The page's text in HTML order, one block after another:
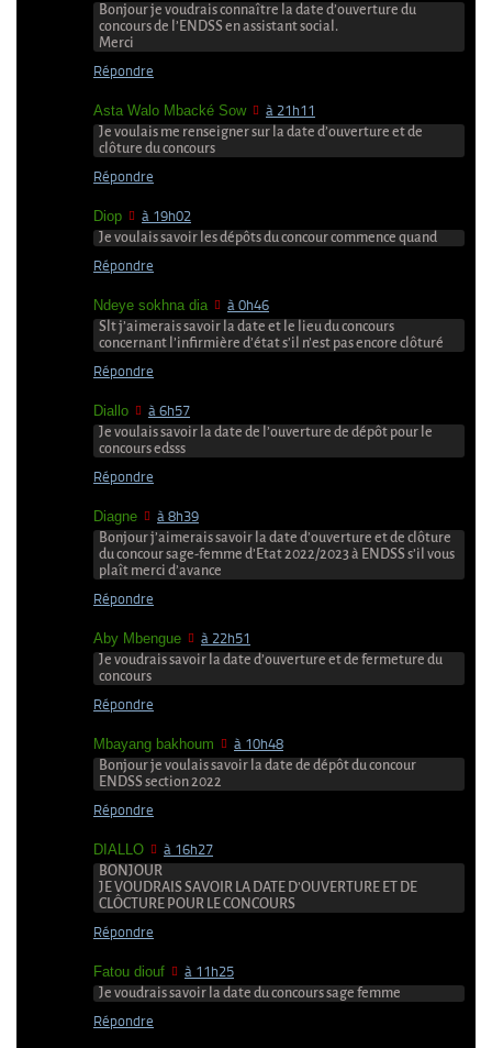
Bonjour je voudrais connaître la date d’ouverture du
concours de l’ENDSS en assistant social.
Merci
Répondre
Asta Walo Mbacké Sow à 21h11
Je voulais me renseigner sur la date d’ouverture et de
clôture du concours
Répondre
Diop à 19h02
Je voulais savoir les dépôts du concour commence quand
Répondre
Ndeye sokhna dia à 0h46
Slt j’aimerais savoir la date et le lieu du concours
concernant l’infirmière d’état s’il n’est pas encore clôturé
Répondre
Diallo à 6h57
Je voulais savoir la date de l’ouverture de dépôt pour le
concours edsss
Répondre
Diagne à 8h39
Bonjour j’aimerais savoir la date d’ouverture et de clôture
du concour sage-femme d’Etat 2022/2023 à ENDSS s’il vous
plaît merci d’avance
Répondre
Aby Mbengue à 22h51
Je voudrais savoir la date d’ouverture et de fermeture du
concours
Répondre
Mbayang bakhoum à 10h48
Bonjour je voulais savoir la date de dépôt du concour
ENDSS section 2022
Répondre
DIALLO à 16h27
BONJOUR
JE VOUDRAIS SAVOIR LA DATE D’OUVERTURE ET DE
CLÔCTURE POUR LE CONCOURS
Répondre
Fatou diouf à 11h25
Je voudrais savoir la date du concours sage femme
Répondre